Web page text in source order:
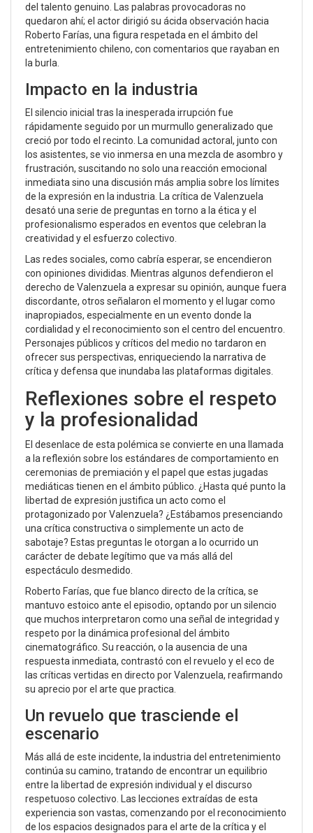
del talento genuino. Las palabras provocadoras no
quedaron ahí; el actor dirigió su ácida observación hacia
Roberto Farías, una figura respetada en el ámbito del
entretenimiento chileno, con comentarios que rayaban en
la burla.
Impacto en la industria
El silencio inicial tras la inesperada irrupción fue
rápidamente seguido por un murmullo generalizado que
creció por todo el recinto. La comunidad actoral, junto con
los asistentes, se vio inmersa en una mezcla de asombro y
frustración, suscitando no solo una reacción emocional
inmediata sino una discusión más amplia sobre los límites
de la expresión en la industria. La crítica de Valenzuela
desató una serie de preguntas en torno a la ética y el
profesionalismo esperados en eventos que celebran la
creatividad y el esfuerzo colectivo.
Las redes sociales, como cabría esperar, se encendieron
con opiniones divididas. Mientras algunos defendieron el
derecho de Valenzuela a expresar su opinión, aunque fuera
discordante, otros señalaron el momento y el lugar como
inapropiados, especialmente en un evento donde la
cordialidad y el reconocimiento son el centro del encuentro.
Personajes públicos y críticos del medio no tardaron en
ofrecer sus perspectivas, enriqueciendo la narrativa de
crítica y defensa que inundaba las plataformas digitales.
Reflexiones sobre el respeto
y la profesionalidad
El desenlace de esta polémica se convierte en una llamada
a la reflexión sobre los estándares de comportamiento en
ceremonias de premiación y el papel que estas jugadas
mediáticas tienen en el ámbito público. ¿Hasta qué punto la
libertad de expresión justifica un acto como el
protagonizado por Valenzuela? ¿Estábamos presenciando
una crítica constructiva o simplemente un acto de
sabotaje? Estas preguntas le otorgan a lo ocurrido un
carácter de debate legítimo que va más allá del
espectáculo desmedido.
Roberto Farías, que fue blanco directo de la crítica, se
mantuvo estoico ante el episodio, optando por un silencio
que muchos interpretaron como una señal de integridad y
respeto por la dinámica profesional del ámbito
cinematográfico. Su reacción, o la ausencia de una
respuesta inmediata, contrastó con el revuelo y el eco de
las críticas vertidas en directo por Valenzuela, reafirmando
su aprecio por el arte que practica.
Un revuelo que trasciende el
escenario
Más allá de este incidente, la industria del entretenimiento
continúa su camino, tratando de encontrar un equilibrio
entre la libertad de expresión individual y el discurso
respetuoso colectivo. Las lecciones extraídas de esta
experiencia son vastas, comenzando por el reconocimiento
de los espacios designados para el arte de la crítica y el